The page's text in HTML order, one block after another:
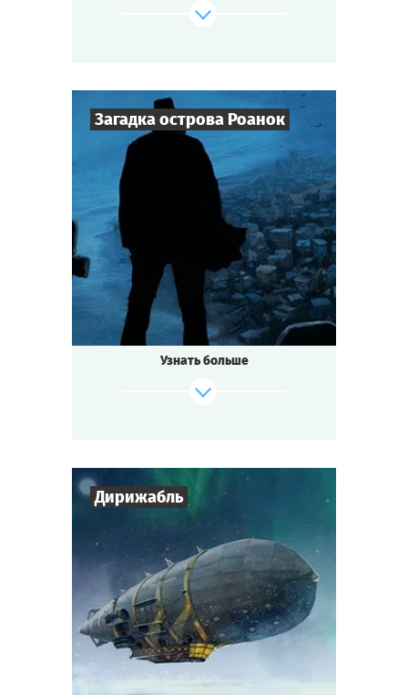
Cыграть Смотреть сценарий
Загадка острова Роанок
Игроков -25
Время игры ч.
Тематика Мистика
Тип квеста Квестория
Cыграть Смотреть сценарий
Узнать больше
Дирижабль
7-10
Время игры ч.
Тематика Стимпанк
Тип квеста Мини-квестория